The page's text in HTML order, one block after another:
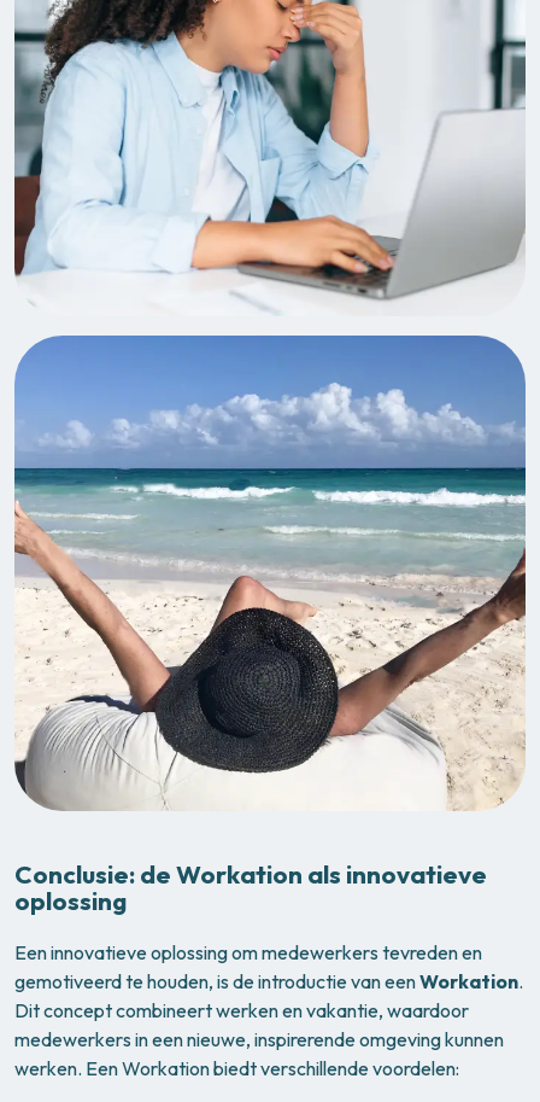
Conclusie: de Workation als innovatieve
oplossing
Een innovatieve oplossing om medewerkers tevreden en
gemotiveerd te houden, is de introductie van eenWorkation.
Dit concept combineert werken en vakantie, waardoor
medewerkers in een nieuwe, inspirerende omgeving kunnen
werken. Een Workation biedt verschillende voordelen: